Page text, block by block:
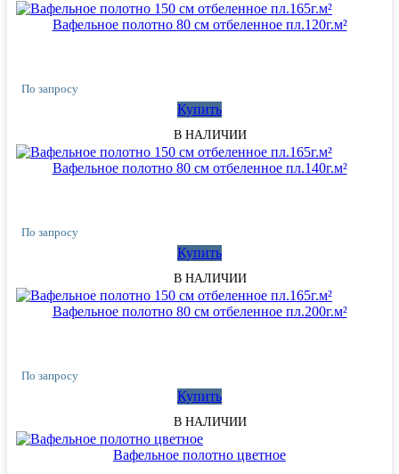
Вафельное полотно 80 см отбеленное пл.120г.м²
По запросу
Купить
В НАЛИЧИИ
Вафельное полотно 80 см отбеленное пл.140г.м²
По запросу
Купить
В НАЛИЧИИ
Вафельное полотно 80 см отбеленное пл.200г.м²
По запросу
Купить
В НАЛИЧИИ
Вафельное полотно цветное